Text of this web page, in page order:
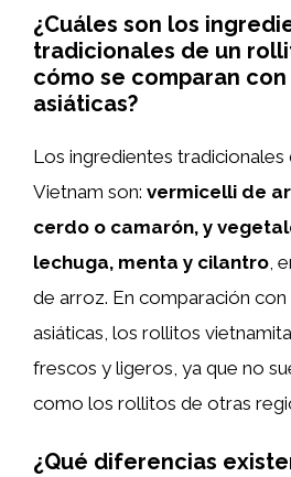
¿Cuáles son los
tradicionales de un
cómo se comparan
asiáticas?
Los ingredientes
Vietnam son: vermicelli de
cerdo o camarón, y
lechuga, menta y cilantro ,
de arroz. En comparación
asiáticas, los rollitos
frescos y ligeros, ya que no
como los rollitos de otras
¿Qué diferencias